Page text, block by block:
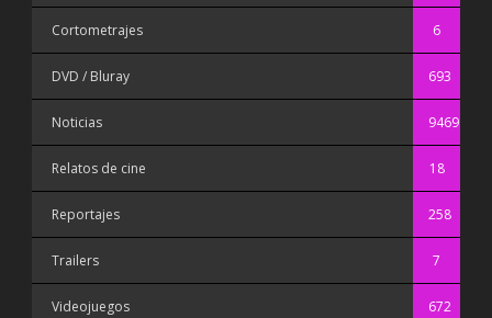
Cortometrajes 6
DVD / Bluray 693
Noticias 9469
Relatos de cine 18
Reportajes 258
Trailers 7
Videojuegos 672